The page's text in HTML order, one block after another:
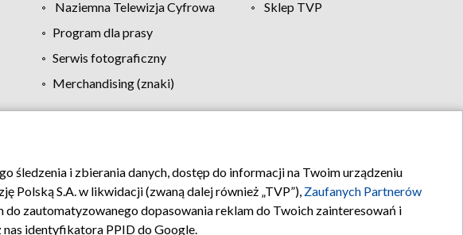
Naziemna Telewizja Cyfrowa
Sklep TVP
Program dla prasy
Serwis fotograficzny
Merchandising (znaki)
Pomoc Biuro reklamy Kontakt
śledzenia i zbierania danych, dostęp do informacji na Twoim urządzeniu
Polską S.A. w likwidacji (zwaną dalej również „TVP”), Zaufanych Partnerów
do zautomatyzowanego dopasowania reklam do Twoich zainteresowań i
nas identyfikatora PPID do Google.